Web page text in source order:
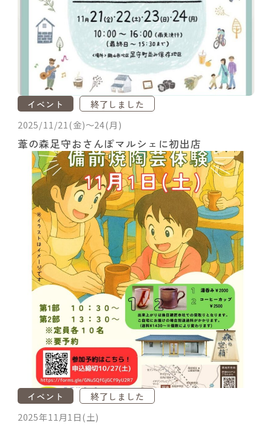
イベント
終了しました
2025/11/21(金)～24(月)
葦の森足守おさんぽマルシェに初出店
イベント
終了しました
2025年11月1日(土)